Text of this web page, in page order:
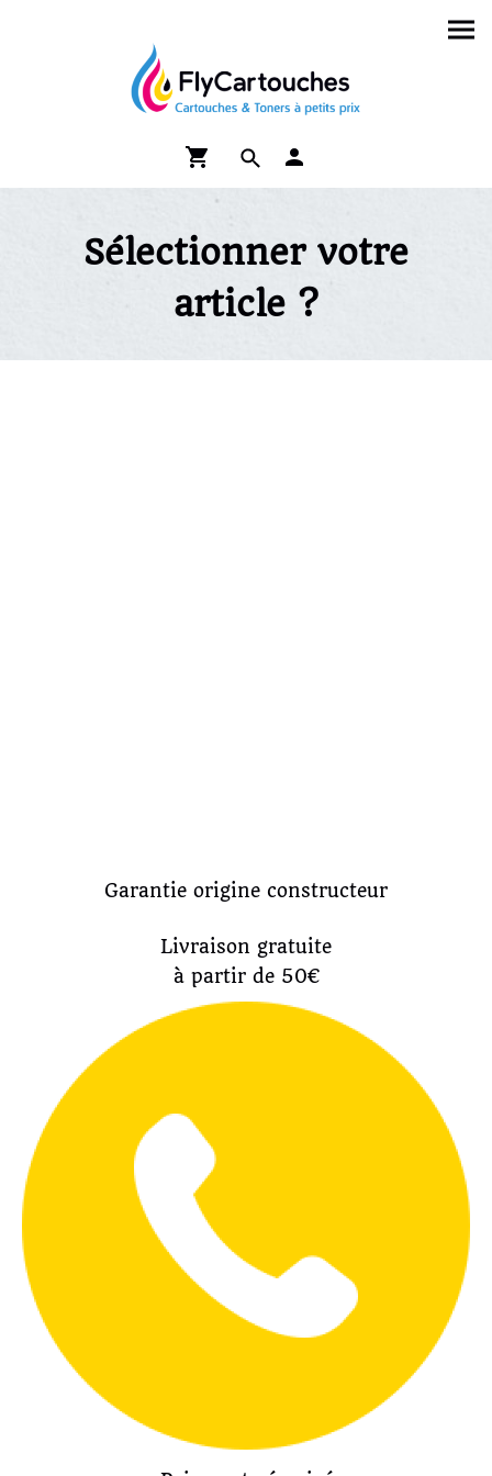
Sélectionner votre
article ?
Garantie origine constructeur
Livraison gratuite
à partir de 50€